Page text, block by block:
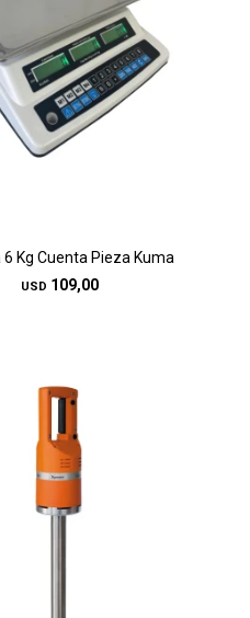
6 Kg Cuenta Pieza Kuma
USD 109,00